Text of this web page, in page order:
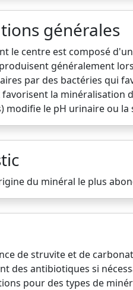
générales
le centre est composé
généralement
par des bactéries qui
favorisent la
modifie le pH urinaire ou
du minéral le plus
de struvite et de
des antibiotiques si
pour des types de